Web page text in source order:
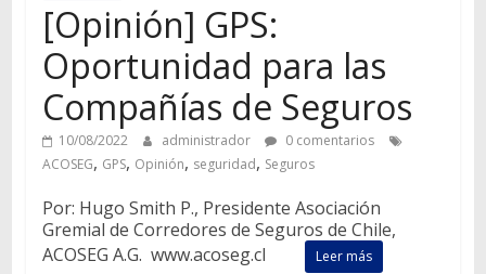
[Opinión] GPS:
Oportunidad para las
Compañías de Seguros
10/08/2022 administrador
0 comentarios
ACOSEG, GPS, Opinión, seguridad, Seguros
Por: Hugo Smith P., Presidente Asociación
Gremial de Corredores de Seguros de Chile,
ACOSEG A.G. www.acoseg.cl
Leer más